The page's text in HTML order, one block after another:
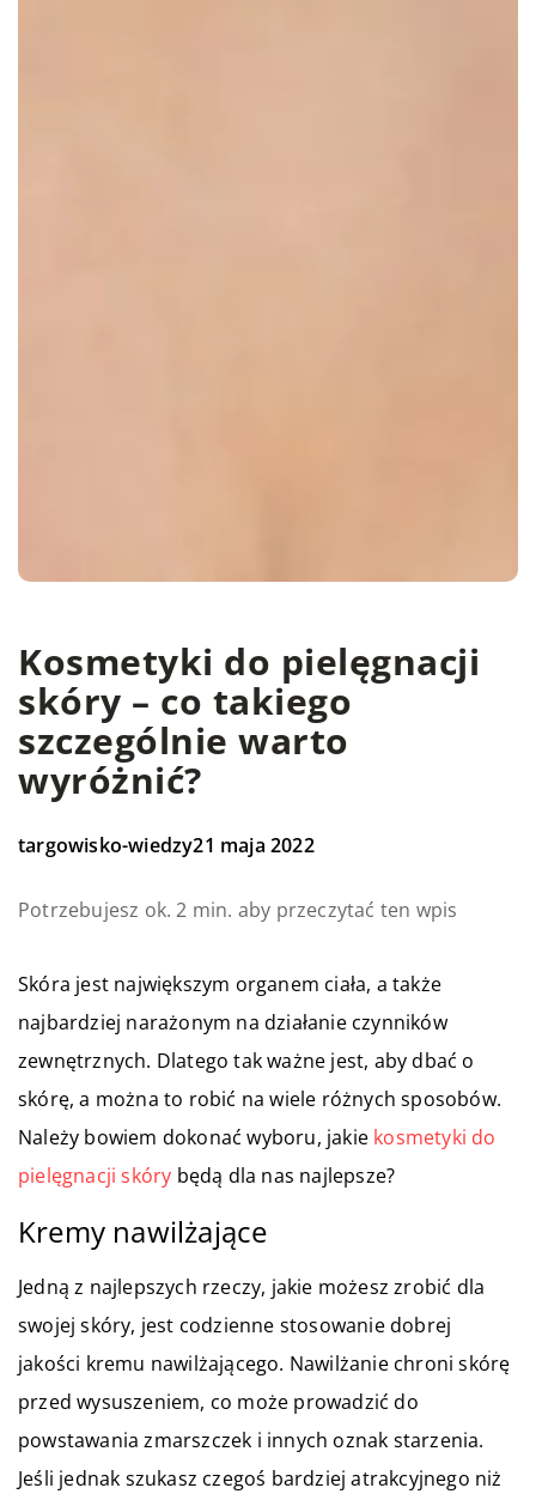
Kosmetyki do pielęgnacji
skóry – co takiego
szczególnie warto
wyróżnić?
targowisko-wiedzy21 maja 2022
Potrzebujesz ok. 2 min. aby przeczytać ten wpis
Skóra jest największym organem ciała, a także
najbardziej narażonym na działanie czynników
zewnętrznych. Dlatego tak ważne jest, aby dbać o
skórę, a można to robić na wiele różnych sposobów.
Należy bowiem dokonać wyboru, jakie kosmetyki do
pielęgnacji skóry będą dla nas najlepsze?
Kremy nawilżające
Jedną z najlepszych rzeczy, jakie możesz zrobić dla
swojej skóry, jest codzienne stosowanie dobrej
jakości kremu nawilżającego. Nawilżanie chroni skórę
przed wysuszeniem, co może prowadzić do
powstawania zmarszczek i innych oznak starzenia.
Jeśli jednak szukasz czegoś bardziej atrakcyjnego niż